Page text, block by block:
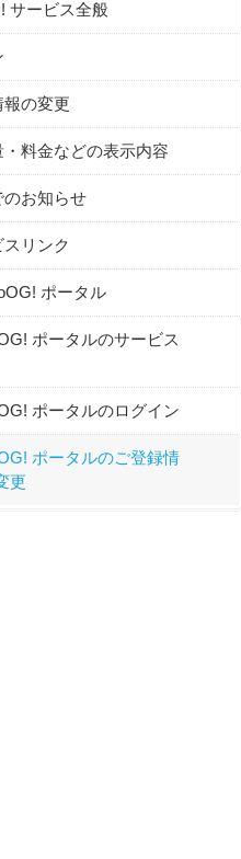
サービス全般
報の変更
・料金などの表示内容
のお知らせ
リンク
ポータル
ポータルのサービス
ポータルのログイン
ポータルのご登録情
更